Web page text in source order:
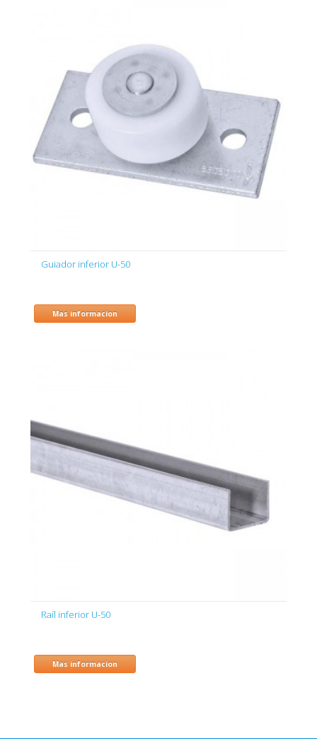
Guiador inferior U-50
Mas informacion
Raíl inferior U-50
Mas informacion